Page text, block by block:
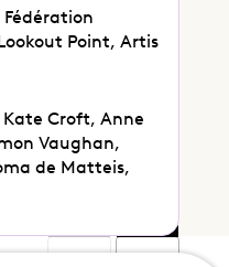
Point, Artis
Croft, Anne
Vaughan,
de Matteis,